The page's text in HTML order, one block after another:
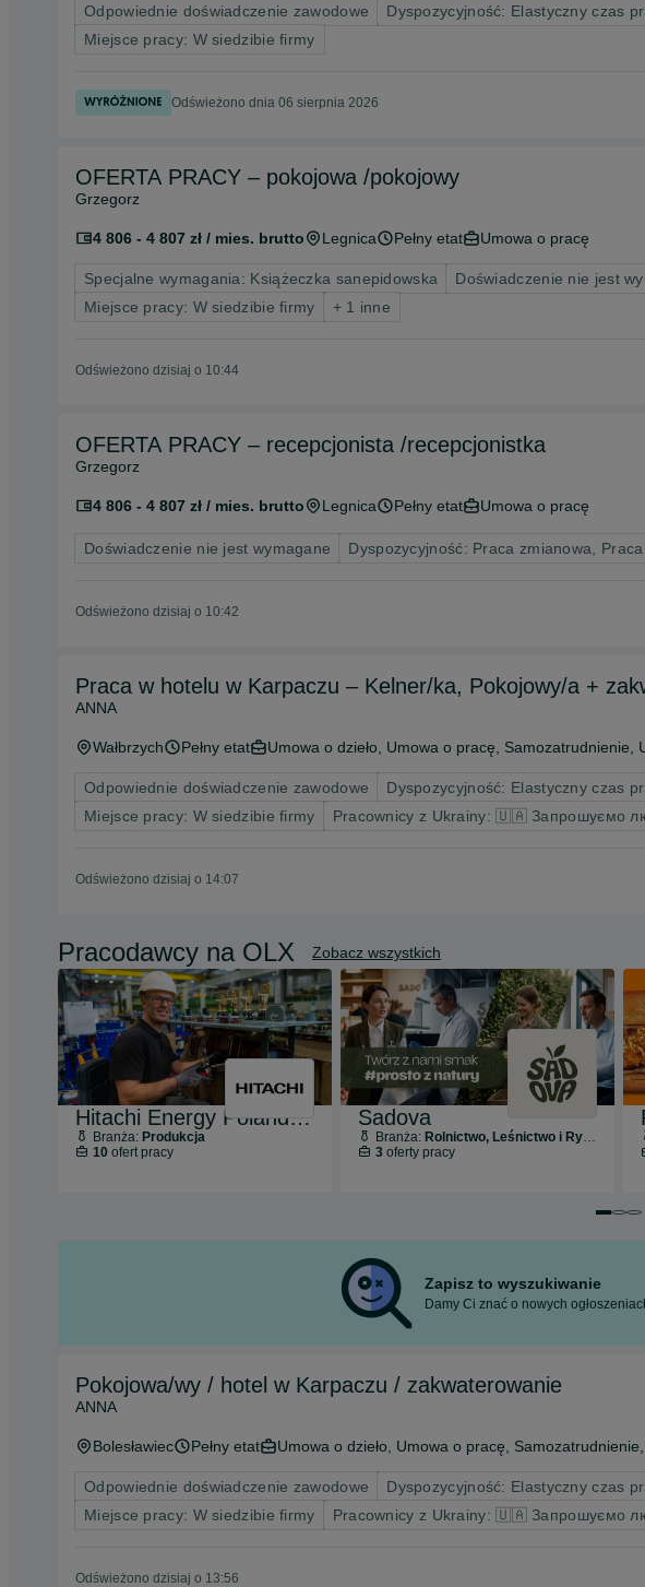
Odpowiednie doświadczenie zawodowe
Dyspozycyjność: Elastyczny czas
Miejsce pracy: W siedzibie firmy
Odświeżono dnia 06 sierpnia 2026
OFERTA PRACY – pokojowa /pokojowy
Grzegorz
4 806 - 4 807 zł / mies. brutto Legnica Pełny etat Umowa o pracę
Specjalne wymagania: Książeczka sanepidowska Doświadczenie nie jest
Miejsce pracy: W siedzibie firmy
+ 1 inne
Odświeżono dzisiaj o 10:44
OFERTA PRACY – recepcjonista /recepcjonistka
Grzegorz
4 806 - 4 807 zł / mies. brutto Legnica Pełny etat Umowa o pracę
Doświadczenie nie jest wymagane Dyspozycyjność: Praca zmianowa,
Odświeżono dzisiaj o 10:42
Praca w hotelu w Karpaczu – Kelner/ka, Pokojowy/a +
ANNA
Wałbrzych Pełny etat Umowa o dzieło, Umowa o pracę, Samozatrudnienie,
Odpowiednie doświadczenie zawodowe
Dyspozycyjność: Elastyczny czas
Miejsce pracy: W siedzibie firmy
Pracownicy z Ukrainy: 🇺🇦 Запрошуємо
Odświeżono dzisiaj o 14:07
Pracodawcy na OLX Zobacz wszystkich
Hitachi Energy Poland Sp. z o.o.
Branża: Produkcja
10 ofert pracy
Sadova
Branża: Rolnictwo, Leśnictwo i Rybołówstwo
3oferty pracy
Zapisz to wyszukiwanie
Damy Ci znać o nowych
Pokojowa/wy / hotel w Karpaczu / zakwaterowanie
ANNA
Bolesławiec Pełny etat Umowa o dzieło, Umowa o pracę,
Odpowiednie doświadczenie zawodowe
Dyspozycyjność: Elastyczny czas
Miejsce pracy: W siedzibie firmy
Pracownicy z Ukrainy: 🇺🇦 Запрошуємо
Odświeżono dzisiaj o 13:56